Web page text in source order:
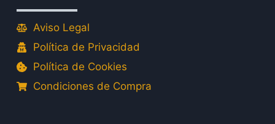
Aviso Legal
Política de Privacidad
Política de Cookies
Condiciones de Compra